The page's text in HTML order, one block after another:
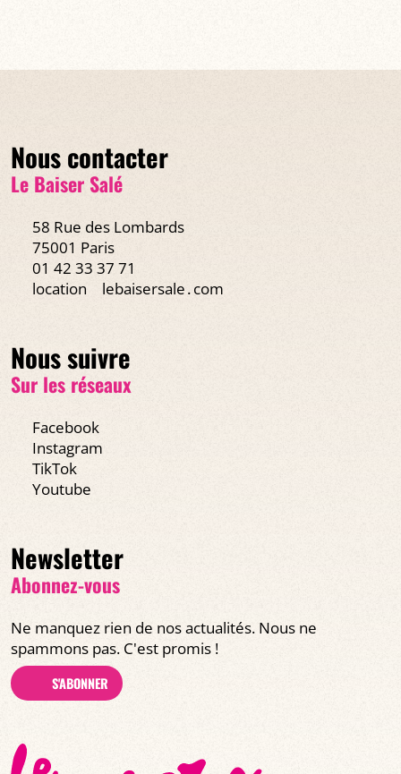
Nous contacter
Le Baiser Salé
58 Rue des Lombards
75001 Paris
01 42 33 37 71
location
lebaisersale․com
Nous suivre
Sur les réseaux
Facebook
Instagram
TikTok
Youtube
Newsletter
Abonnez-vous
Ne manquez rien de nos actualités. Nous ne
spammons pas. C'est promis !
S'ABONNER